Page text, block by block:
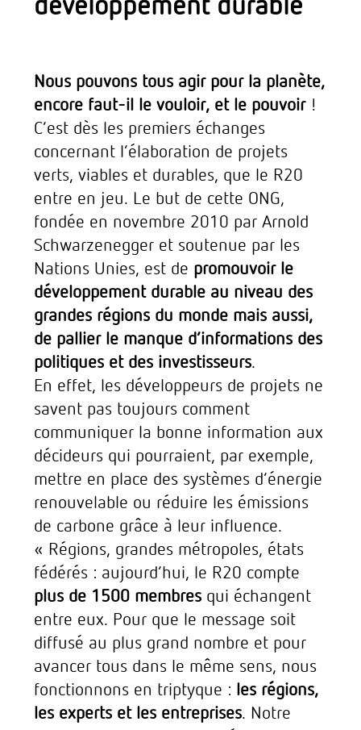
développement durable
Nous pouvons tous agir pour la planète,
encore faut-il le vouloir, et le pouvoir!
C’est dès les premiers échanges
concernant l’élaboration de projets
verts, viables et durables, que le R20
entre en jeu. Le but de cette ONG,
fondée en novembre 2010 par Arnold
Schwarzenegger et soutenue par les
Nations Unies, est de promouvoir le
développement durable au niveau des
grandes régions du monde mais aussi,
de pallier le manque d’informations des
politiques et des investisseurs.
En effet, les développeurs de projets ne
savent pas toujours comment
communiquer la bonne information aux
décideurs qui pourraient, par exemple,
mettre en place des systèmes d’énergie
renouvelable ou réduire les émissions
de carbone grâce à leur influence.
« Régions, grandes métropoles, états
fédérés : aujourd’hui, le R20 compte
plus de 1500 membres qui échangent
entre eux. Pour que le message soit
diffusé au plus grand nombre et pour
avancer tous dans le même sens, nous
fonctionnons en triptyque : les régions,
les experts et les entreprises. Notre